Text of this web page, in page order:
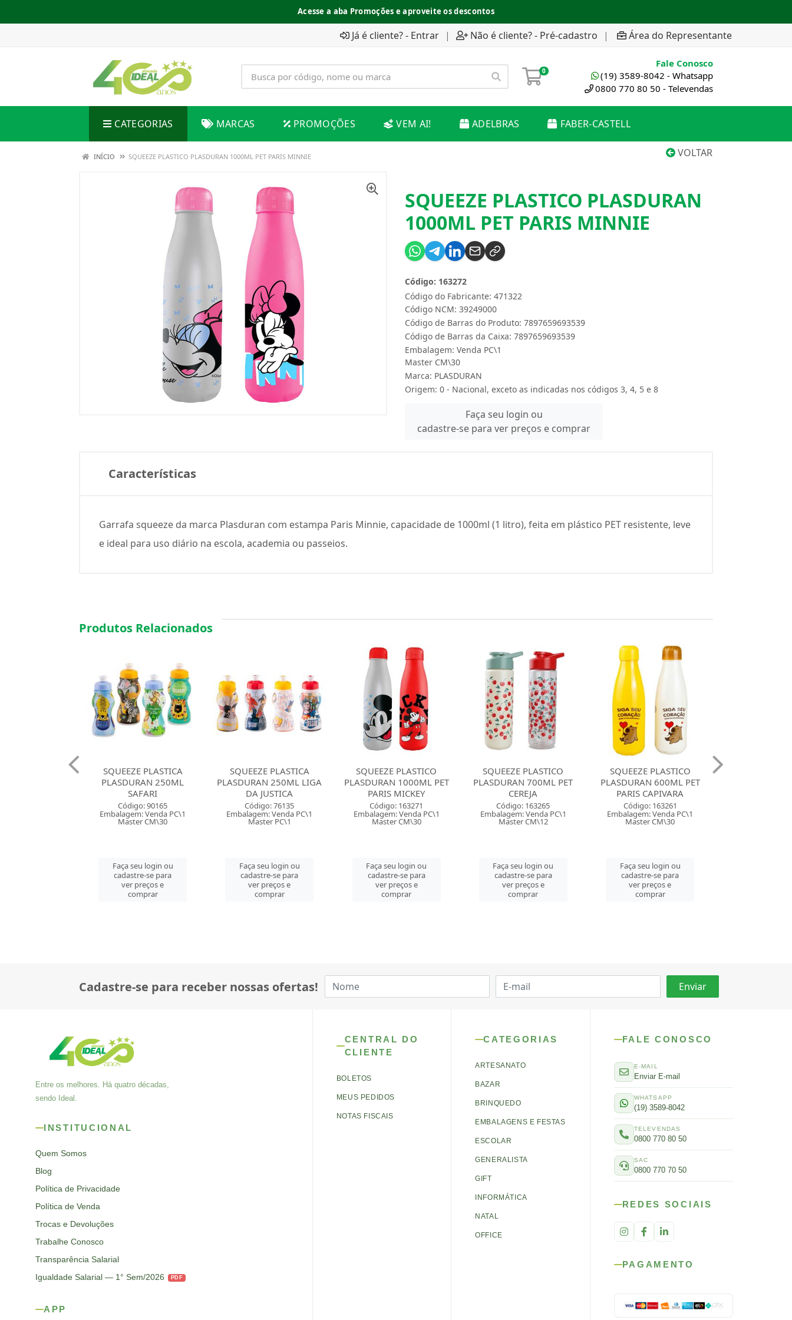
Acesse a aba Promoções e aproveite os descontos
Já é cliente? - Entrar | Não é cliente? - Pré-cadastro | Área do Representante
0
Fale Conosco
(19) 3589-8042 - Whatsapp
0800 770 80 50 - Televendas
CATEGORIAS MARCAS PROMOÇÕES VEM AI! ADELBRAS FABER-CASTELL
VOLTAR
INÍCIO SQUEEZE PLASTICO PLASDURAN 1000ML PET PARIS MINNIE
SQUEEZE PLASTICO PLASDURAN
1000ML PET PARIS MINNIE
Código do Fabricante: 471322
Código: 163272
Código NCM: 39249000
Código de Barras do Produto: 7897659693539
Código de Barras da Caixa: 7897659693539
Embalagem: Venda PC\1
Master CM\30
Marca: PLASDURAN
Origem: 0 - Nacional, exceto as indicadas nos códigos 3, 4, 5 e 8
Faça seu login ou
cadastre-se para ver preços e comprar
Características
Garrafa squeeze da marca Plasduran com estampa Paris Minnie, capacidade de 1000ml (1 litro), feita em plástico PET resistente, leve
e ideal para uso diário na escola, academia ou passeios.
Produtos Relacionados
SQUEEZE PLASTICA
PLASDURAN 250ML LIGA
DA JUSTICA
Código: 76135
Embalagem: Venda PC\1
Master PC\1
Faça seu login ou
cadastre-se para
ver preços e
comprar
SQUEEZE PLASTICO
PLASDURAN 1000ML PET
PARIS MICKEY
Código: 163271
Embalagem: Venda PC\1
Master CM\30
Faça seu login ou
cadastre-se para
ver preços e
comprar
SQUEEZE PLASTICO
PLASDURAN 700ML PET
CEREJA
Código: 163265
Embalagem: Venda PC\1
Master CM\12
Faça seu login ou
cadastre-se para
ver preços e
comprar
SQUEEZE PLASTICO
PLASDURAN 600ML PET
PARIS CAPIVARA
Código: 163261
Embalagem: Venda PC\1
Master CM\30
Faça seu login ou
cadastre-se para
ver preços e
comprar
SQUEEZE PLASTICA
PLASDURAN 250ML
SLEEVE CAPIVARA
Código: 163250
Embalagem: Venda PC\1
Master CM\30
Faça seu login ou
cadastre-se para
ver preços e
comprar
Cadastre-se para receber nossas ofertas!
Entre os melhores. Há quatro décadas,
sendo Ideal.
INSTITUCIONAL
Quem Somos
Blog
Política de Privacidade
Política de Venda
Trocas e Devoluções
Trabalhe Conosco
Transparência Salarial
Igualdade Salarial — 1° Sem/2026
PDF
APP
CENTRAL DO
CLIENTE
BOLETOS
MEUS PEDIDOS
NOTAS FISCAIS
CATEGORIAS
ARTESANATO
BAZAR
BRINQUEDO
EMBALAGENS E FESTAS
ESCOLAR
GENERALISTA
GIFT
INFORMÁTICA
NATAL
OFFICE
FALE CONOSCO
E-MAIL
Enviar E-mail
WHATSAPP
(19) 3589-8042
TELEVENDAS
0800 770 80 50
SAC
0800 770 70 50
REDES SOCIAIS
PAGAMENTO